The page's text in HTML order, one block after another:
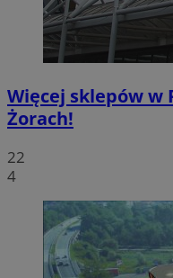
Więcej sklepów w
Żorach!
22
4